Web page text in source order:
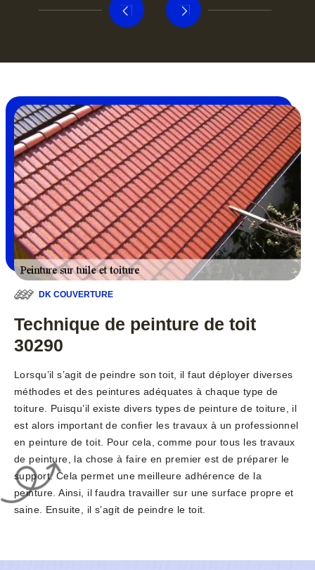
DK COUVERTURE
Technique de peinture de toit
30290
Lorsqu’il s’agit de peindre son toit, il faut déployer diverses
méthodes et des peintures adéquates à chaque type de
toiture. Puisqu’il existe divers types de peinture de toiture, il
est alors important de confier les travaux à un professionnel
en peinture de toit. Pour cela, comme pour tous les travaux
de peinture, la chose à faire en premier est de préparer le
support. Cela permet une meilleure adhérence de la
peinture. Ainsi, il faudra travailler sur une surface propre et
saine. Ensuite, il s’agit de peindre le toit.